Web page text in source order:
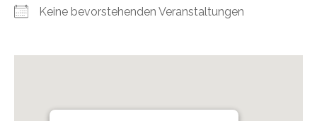
Keine bevorstehenden Veranstaltungen